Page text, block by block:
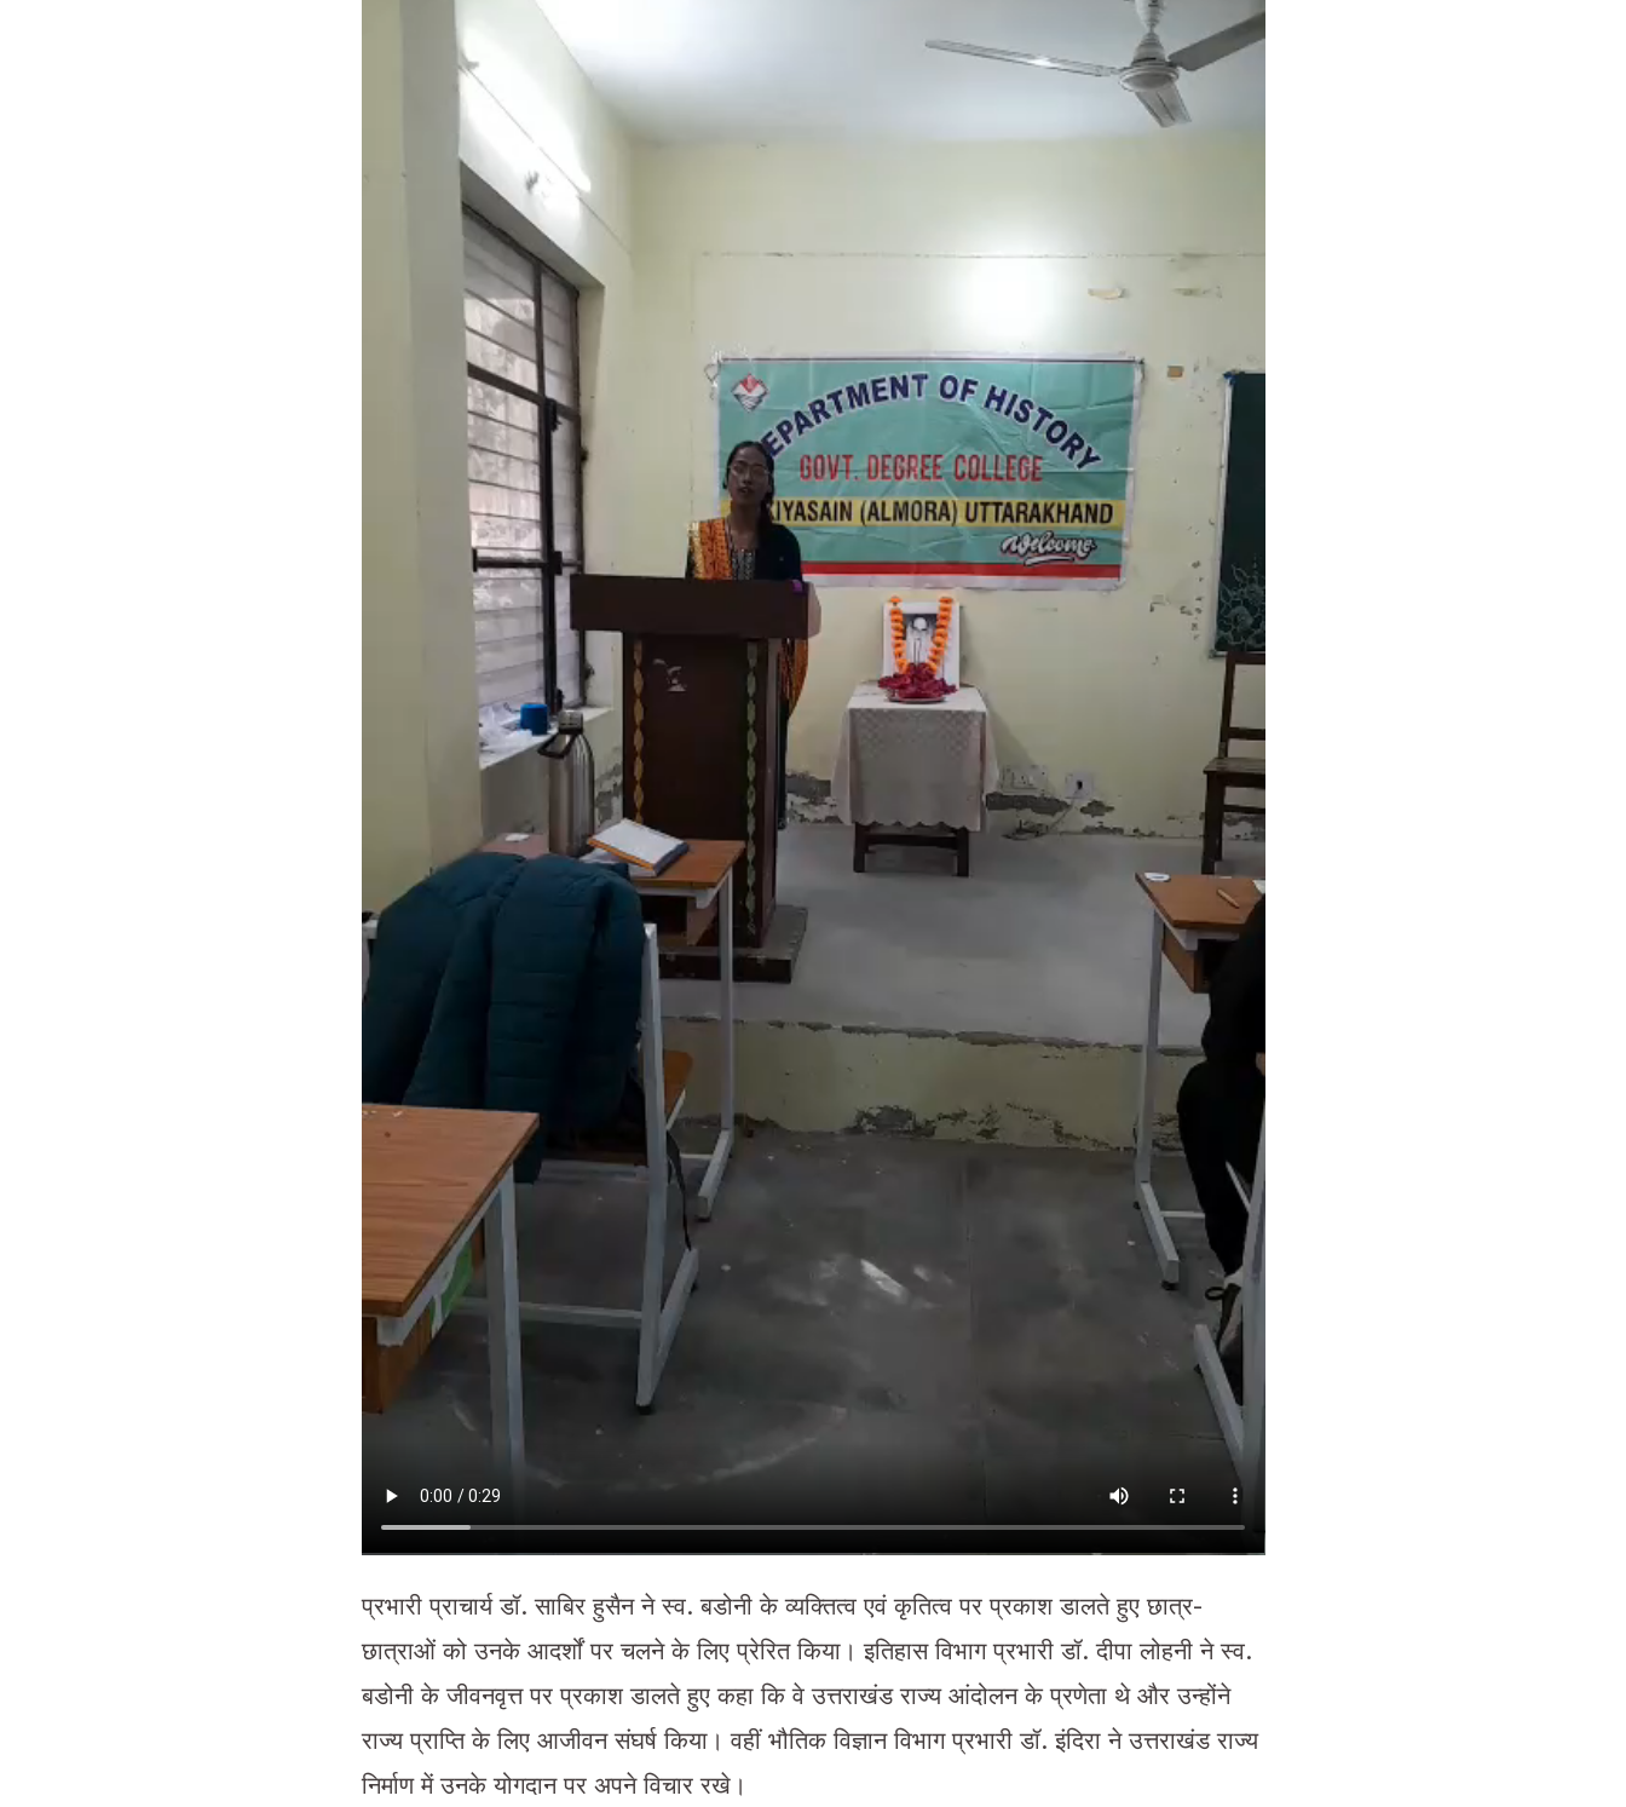
प्रभारी प्राचार्य डॉ. साबिर हुसैन ने स्व. बडोनी के व्यक्तित्व एवं कृतित्व पर प्रकाश डालते हुए छात्र-
छात्राओं को उनके आदर्शों पर चलने के लिए प्रेरित किया। इतिहास विभाग प्रभारी डॉ. दीपा लोहनी ने स्व.
बडोनी के जीवनवृत्त पर प्रकाश डालते हुए कहा कि वे उत्तराखंड राज्य आंदोलन के प्रणेता थे और उन्होंने
राज्य प्राप्ति के लिए आजीवन संघर्ष किया। वहीं भौतिक विज्ञान विभाग प्रभारी डॉ. इंदिरा ने उत्तराखंड राज्य
निर्माण में उनके योगदान पर अपने विचार रखे।